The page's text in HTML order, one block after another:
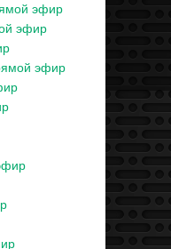
эфир
эфир
эфир